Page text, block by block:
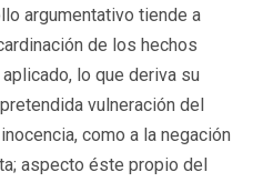
argumentativo tiende a
de los hechos
lo que deriva su
vulneración del
como a la negación
aspecto éste propio del